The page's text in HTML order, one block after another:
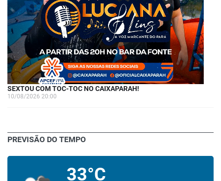
SEXTOU COM TOC-TOC NO CAIXAPARAH!
10/08/2026 20:00
PREVISÃO DO TEMPO
33°C